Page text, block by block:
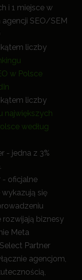
i 1 miejsce w
SEO/SEM
liczby
w Polsce
liczby
największych
według
- jedna z 3%
- oficjalne
się
rozwijają biznesy
Meta
Partner
agencjom,